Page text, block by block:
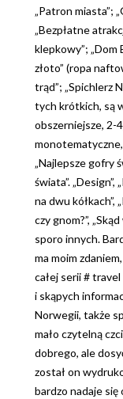
„Patron miasta”;
„Bezpłatne
klepkowy”; „Dom
złoto” (ropa
trąd”; „Spichlerz
tych krótkich, są
obszerniejsze, 2-
monotematyczne,
„Najlepsze gofry
świata”.
na dwu kółkach”,
czy gnom?”,
sporo innych.
ma moim
całej serii #
i skąpych
Norwegii, także
mało czytelną
dobrego, ale
został on
bardzo nadaje